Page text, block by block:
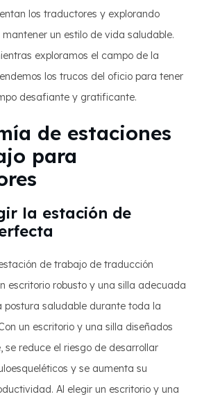
los traductores y explorando
un estilo de vida saludable.
exploramos el campo de la
los trucos del oficio para tener
desafiante y gratificante.
de estaciones
para
la estación de
de trabajo de traducción
escritorio robusto y una silla adecuada
postura saludable durante toda la
un escritorio y una silla diseñados
se reduce el riesgo de desarrollar
y se aumenta su
Al elegir un escritorio y una